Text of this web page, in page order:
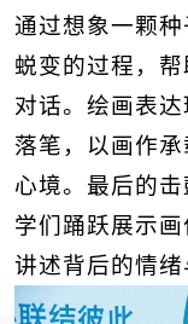
通过想象一颗
蜕变的过程，
对话。绘画表
落笔，以画作
心境。最后的
学们踊跃展示画
讲述背后的情绪